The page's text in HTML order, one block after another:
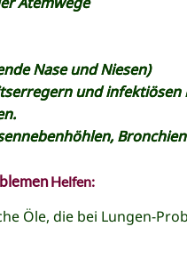
Nase und Niesen)
und infektiösen
Helfen:
Öle, die bei Lungen-